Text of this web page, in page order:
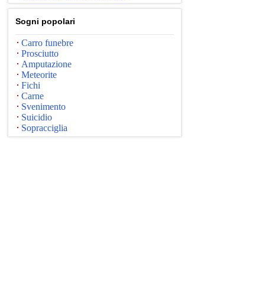
Sogni popolari
Carro funebre
Prosciutto
Amputazione
Meteorite
Fichi
Carne
Svenimento
Suicidio
Sopracciglia